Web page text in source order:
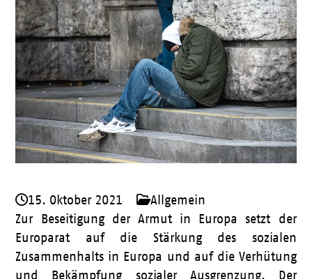
15. Oktober 2021
Allgemein
Zur Beseitigung der Armut in Europa setzt der
Europarat auf die Stärkung des sozialen
Zusammenhalts in Europa und auf die Verhütung
und Bekämpfung sozialer Ausgrenzung. Der